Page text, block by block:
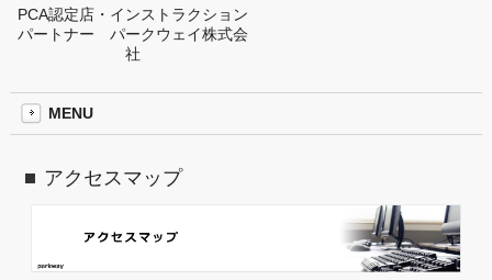
PCA認定店・インストラクション
パートナー パークウェイ株式会
社
MENU
アクセスマップ